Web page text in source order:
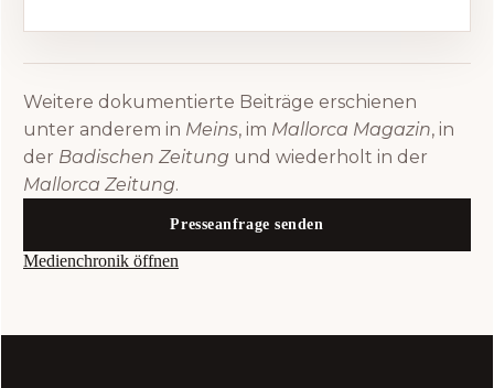
Weitere dokumentierte Beiträge erschienen
unter anderem in Meins, im Mallorca Magazin, in
der Badischen Zeitung und wiederholt in der
Mallorca Zeitung.
Presseanfrage senden
Medienchronik öffnen